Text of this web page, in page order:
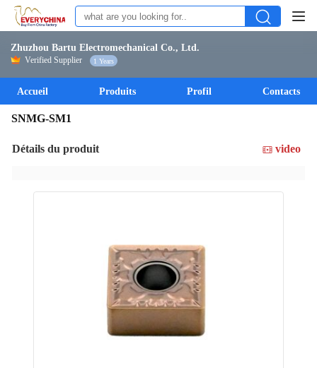
Zhuzhou Bartu Electromechanical Co., Ltd.
Verified Supplier 1 Years
Accueil Produits Profil Contacts
SNMG-SM1
Détails du produit video